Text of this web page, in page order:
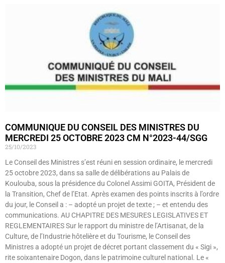
COMMUNIQUE DU CONSEIL DES MINISTRES DU
MERCREDI 25 OCTOBRE 2023 CM N°2023-44/SGG
25/10/2023
Le Conseil des Ministres s’est réuni en session ordinaire, le mercredi
25 octobre 2023, dans sa salle de délibérations au Palais de
Koulouba, sous la présidence du Colonel Assimi GOITA, Président de
la Transition, Chef de l’Etat. Après examen des points inscrits à l’ordre
du jour, le Conseil a : – adopté un projet de texte ; – et entendu des
communications. AU CHAPITRE DES MESURES LEGISLATIVES ET
REGLEMENTAIRES Sur le rapport du ministre de l’Artisanat, de la
Culture, de l’Industrie hôtelière et du Tourisme, le Conseil des
Ministres a adopté un projet de décret portant classement du « Sigi »,
rite soixantenaire Dogon, dans le patrimoine culturel national. Le «